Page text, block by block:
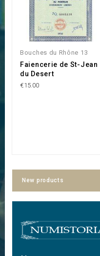
Bouches du Rhône 13
Faiencerie de St-Jean
du Desert
€15.00
New products